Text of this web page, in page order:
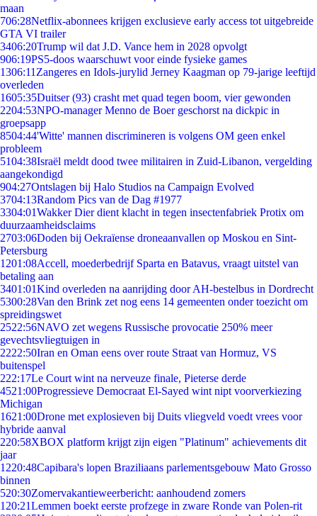
maan
706:28Netflix-abonnees krijgen exclusieve early access tot uitgebreide
GTA VI trailer
3406:20Trump wil dat J.D. Vance hem in 2028 opvolgt
906:19PS5-doos waarschuwt voor einde fysieke games
1306:11 Zangeres en Idols-jurylid Jerney Kaagman op 79-jarige leeftijd
overleden
1605:35Duitser (93) crasht met quad tegen boom, vier gewonden
2204:53NPO-manager Menno de Boer geschorst na dickpic in
groepsapp
8504:44'Witte' mannen discrimineren is volgens OM geen enkel
probleem
5104:38Israël meldt dood twee militairen in Zuid-Libanon, vergelding
aangekondigd
904:27Ontslagen bij Halo Studios na Campaign Evolved
3704:13Random Pics van de Dag #1977
3304:01Wakker Dier dient klacht in tegen insectenfabriek Protix om
duurzaamheidsclaims
2703:06Doden bij Oekraïense droneaanvallen op Moskou en Sint-
Petersburg
1201:08Accell, moederbedrijf Sparta en Batavus, vraagt uitstel van
betaling aan
3401:01Kind overleden na aanrijding door AH-bestelbus in Dordrecht
5300:28Van den Brink zet nog eens 14 gemeenten onder toezicht om
spreidingswet
2522:56NAVO zet wegens Russische provocatie 250% meer
gevechtsvliegtuigen in
2222:50Iran en Oman eens over route Straat van Hormuz, VS
buitenspel
222:17Le Court wint na nerveuze finale, Pieterse derde
4521:00Progressieve Democraat El-Sayed wint nipt voorverkiezing
Michigan
1621:00Drone met explosieven bij Duits vliegveld voedt vrees voor
hybride aanval
220:58XBOX platform krijgt zijn eigen "Platinum" achievements dit
jaar
1220:48Capibara's lopen Braziliaans parlementsgebouw Mato Grosso
binnen
520:30Zomervakantieweerbericht: aanhoudend zomers
1 20:21Lemmen boekt eerste profzege in zware Ronde van Polen-rit